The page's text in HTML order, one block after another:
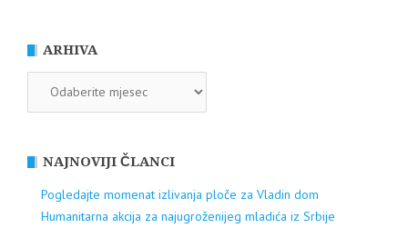
ARHIVA
NAJNOVIJI ČLANCI
Pogledajte momenat izlivanja ploče za Vladin dom
Humanitarna akcija za najugroženijeg mladića iz Srbije